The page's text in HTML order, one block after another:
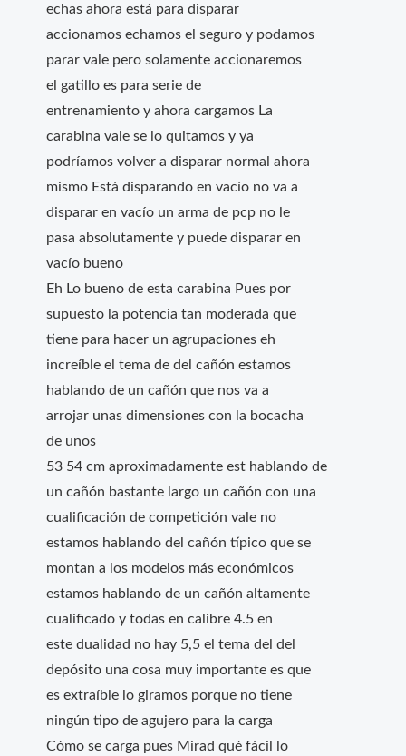
echas ahora está para disparar
accionamos echamos el seguro y podamos
parar vale pero solamente accionaremos
el gatillo es para serie de
entrenamiento y ahora cargamos La
carabina vale se lo quitamos y ya
podríamos volver a disparar normal ahora
mismo Está disparando en vacío no va a
disparar en vacío un arma de pcp no le
pasa absolutamente y puede disparar en
vacío bueno
Eh Lo bueno de esta carabina Pues por
supuesto la potencia tan moderada que
tiene para hacer un agrupaciones eh
increíble el tema de del cañón estamos
hablando de un cañón que nos va a
arrojar unas dimensiones con la bocacha
de unos
53 54 cm aproximadamente est hablando de
un cañón bastante largo un cañón con una
cualificación de competición vale no
estamos hablando del cañón típico que se
montan a los modelos más económicos
estamos hablando de un cañón altamente
cualificado y todas en calibre 4.5 en
este dualidad no hay 5,5 el tema del del
depósito una cosa muy importante es que
es extraíble lo giramos porque no tiene
ningún tipo de agujero para la carga
Cómo se carga pues Mirad qué fácil lo